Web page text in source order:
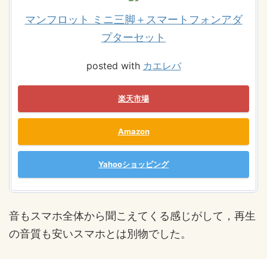
マンフロット ミニ三脚＋スマートフォンアダ
プターセット
posted with カエレバ
楽天市場
Amazon
Yahooショッピング
音もスマホ全体から聞こえてくる感じがして，再生
の音質も安いスマホとは別物でした。